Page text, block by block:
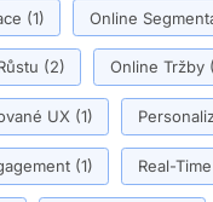
(1) Online
(2) Online Tržby
UX(1)
(1) Real-